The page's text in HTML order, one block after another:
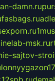
damn.ru
fasbags.ru
msk.ru
sajtov-